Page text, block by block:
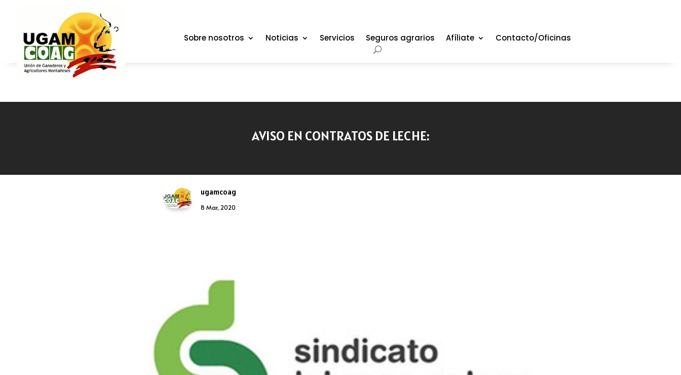
Sobre nosotros Noticias Servicios Seguros agrarios Afíliate Contacto/Oficinas
AVISO EN CONTRATOS DE LECHE:
ugamcoag
8 Mar, 2020